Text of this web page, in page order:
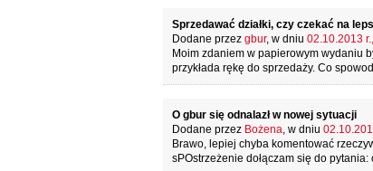
Sprzedawać działki, czy czekać na
Dodane przez gbur, w dniu 02.10.2013
Moim zdaniem w papierowym wydaniu
przykłada rękę do sprzedaży. Co
O gbur się odnalazł w nowej sytuacji
Dodane przez Bożena, w dniu
Brawo, lepiej chyba komentować
sPOstrzeżenie dołączam się do